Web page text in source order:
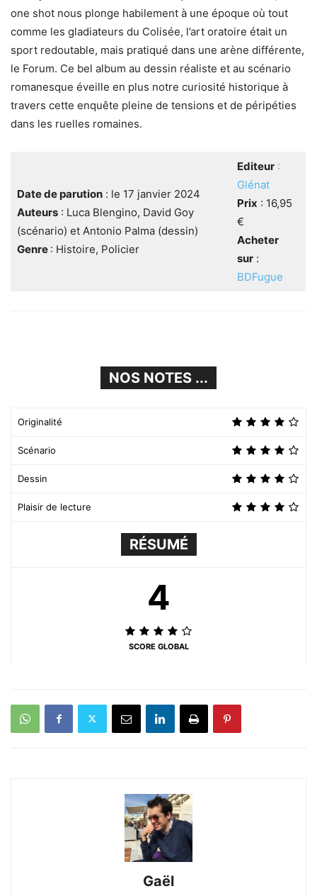
one shot nous plonge habilement à une époque où tout
comme les gladiateurs du Colisée, l’art oratoire était un
sport redoutable, mais pratiqué dans une arène différente,
le Forum. Ce bel album au dessin réaliste et au scénario
romanesque éveille en plus notre curiosité historique à
travers cette enquête pleine de tensions et de péripéties
dans les ruelles romaines.
Date de parution: le 17 janvier 2024
Auteurs: Luca Blengino, David Goy
(scénario) et Antonio Palma (dessin)
Genre : Histoire, Policier
Editeur :
Glénat
Prix : 16,95
€
Acheter
sur:
BDFugue
NOS NOTES ...
Originalité
Scénario
Dessin
Plaisir de lecture
RÉSUMÉ
4
SCORE GLOBAL
Gaël